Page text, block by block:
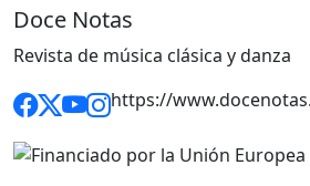
Doce Notas
Revista de música clásica y danza
https://